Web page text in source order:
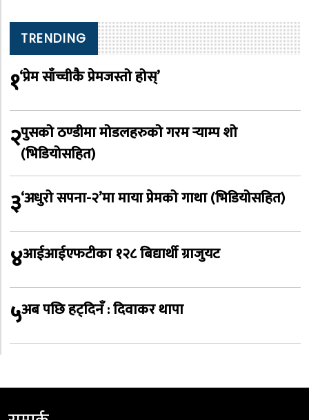
TRENDING
१‘प्रेम साँच्चीकै प्रेमजस्तो होस्’
२पुसको ठण्डीमा मोडलहरुको गरम र्‍याम्प शो
(भिडियोसहित)
३‘अधुरो सपना-२’मा माया प्रेमको गाथा (भिडियोसहित)
४आईआईएफटीका १२८ बिद्यार्थी ग्राजुयट
५अब पछि हट्दिनँ : दिवाकर थापा